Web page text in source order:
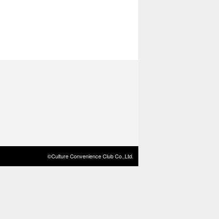
©Culture Convenience Club Co.,Ltd.